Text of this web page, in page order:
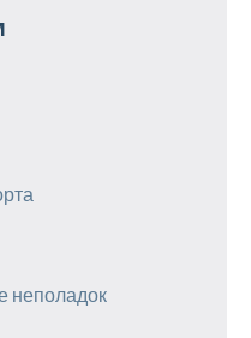
неполадок